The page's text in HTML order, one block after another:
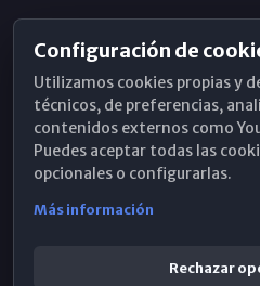
Horarios de Misa
Hemeroteca
WhatsApp
Configuración de
Utilizamos cookies propias y
técnicos, de preferencias,
contenidos externos como
Puedes aceptar todas las
opcionales o configurarlas.
Más información
Rechazar